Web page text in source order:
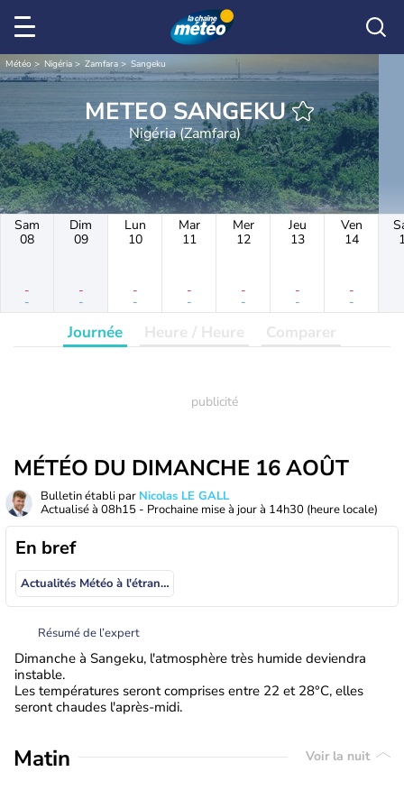
Météo Nigéria Zamfara Sangeku
METEO SANGEKU
Nigéria (Zamfara)
Sam
08
-
-
Dim
09
-
-
Lun
10
-
-
Mar
11
-
-
Mer
12
-
-
Jeu
13
-
-
Ven
14
-
-
Journée Heure / Heure Comparer
MÉTÉO DU DIMANCHE 16 AOÛT
Bulletin établi par Nicolas LE GALL
Actualisé à 08h15 - Prochaine mise à jour à 14h30 (heure locale)
En bref
Actualités Météo à l'étranger
Résumé de l’expert
Dimanche à Sangeku, l'atmosphère très humide deviendra
instable.
Les températures seront comprises entre 22 et 28°C, elles
seront chaudes l'après-midi.
Matin Voir la nuit